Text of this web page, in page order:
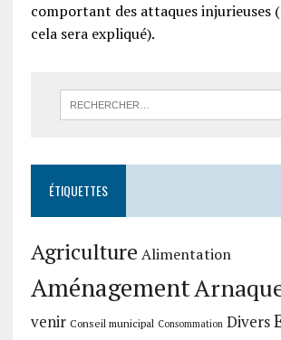
comportant des attaques injurieuses
cela sera expliqué).
ÉTIQUETTES
Agriculture Alimentation
Aménagement
venir Conseil municipal Consommation Divers